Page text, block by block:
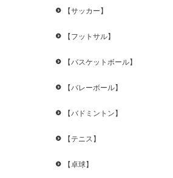
【サッカー】
【フットサル】
【バスケットボール】
【バレーボール】
【バドミントン】
【テニス】
【卓球】